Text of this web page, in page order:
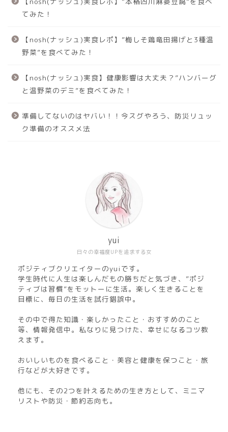
てみた！
【nosh(ナッシュ)実食レポ】”梅しそ鶏竜田揚げと3種温
野菜”を食べてみた！
【nosh(ナッシュ)実食】健康影響は大丈夫？”ハンバーグ
と温野菜のデミ”を食べてみた！
準備してないのはヤバい！！今スグやろう、防災リュッ
ク準備のオススメ法
日々の幸福度UPを追求する女
yui
ポジティブクリエイターのyuiです。
学生時代に人生は楽しんだもの勝ちだと気づき、”ポジ
ティブは習慣”をモットーに生活。楽しく生きることを
目標に、毎日の生活を試行錯誤中。
その中で得た知識・楽しかったこと・おすすめのこと
等、情報発信中。私なりに見つけた、幸せになるコツ教
えます。
おいしいものを食べること・美容と健康を保つこと・旅
行などが大好きです。
他にも、その2つを叶えるための生き方として、ミニマ
リストや防災・節約志向も。